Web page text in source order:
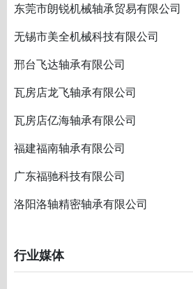
东莞市朗锐机械轴承贸易有限公司
无锡市美全机械科技有限公司
邢台飞达轴承有限公司
瓦房店龙飞轴承有限公司
瓦房店亿海轴承有限公司
福建福南轴承有限公司
广东福驰科技有限公司
洛阳洛轴精密轴承有限公司
行业媒体